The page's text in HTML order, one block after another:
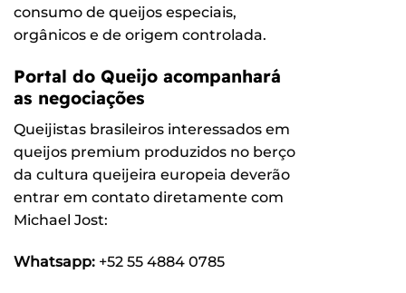
consumo de queijos especiais,
orgânicos e de origem controlada.
Portal do Queijo acompanhará
as negociações
Queijistas brasileiros interessados em
queijos premium produzidos no berço
da cultura queijeira europeia deverão
entrar em contato diretamente com
Michael Jost:
Whatsapp: +52 55 4884 0785